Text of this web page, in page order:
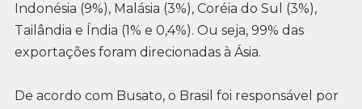
Indonésia (9%), Malásia (3%), Coréia do Sul (3%),
Tailândia e Índia (1% e 0,4%). Ou seja, 99% das
exportações foram direcionadas à Ásia.
De acordo com Busato, o Brasil foi responsável por